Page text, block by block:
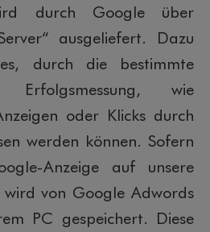
durch Google über
ausgeliefert. Dazu
durch die bestimmte
wie
oder Klicks durch
werden können. Sofern
Anzeige auf unsere
von Google Adwords
PC gespeichert. Diese